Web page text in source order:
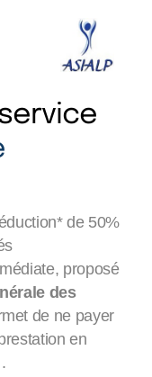
de 50%
proposé
des
de ne payer
en